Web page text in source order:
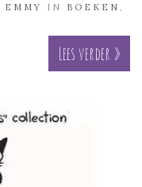
EMMY IN BOEKEN
Lees verder »